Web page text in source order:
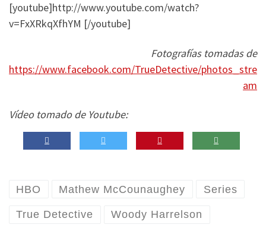
[youtube]http://www.youtube.com/watch?
v=FxXRkqXfhYM [/youtube]
Fotografías tomadas de
https://www.facebook.com/TrueDetective/photos_stre
am
Vídeo tomado de Youtube:
HBO Mathew McCounaughey Series
True Detective Woody Harrelson